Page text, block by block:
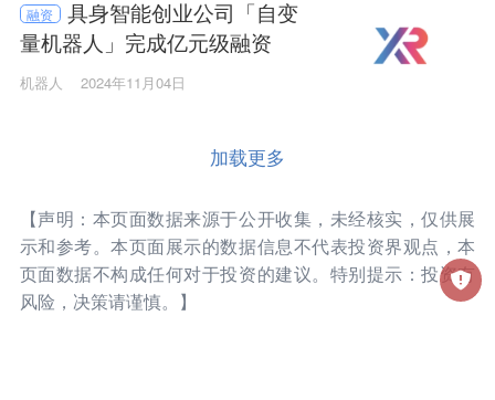
融资
具身智能创业公司「自变
量机器人」完成亿元级融资
机器人 2024年11月04日
加载更多
【声明：本页面数据来源于公开收集，未经核实，仅供展
示和参考。本页面展示的数据信息不代表投资界观点，本
页面数据不构成任何对于投资的建议。特别提示：投资有
风险，决策请谨慎。】